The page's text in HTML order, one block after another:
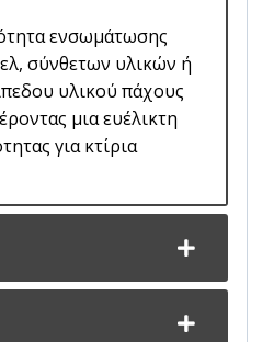
ενσωμάτωσης
σύνθετων υλικών ή
υλικού πάχους
μια ευέλικτη
για κτίρια